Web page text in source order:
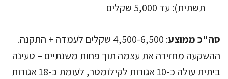
תשתית): עד 5,000 שקלים
סה"כ ממוצע
: 4,500-6,500 שקלים לעמדה + התקנה.
ההשקעה מחזירה את עצמה תוך פחות משנתיים – טעינה
ביתית עולה כ-10 אגורות לקילומטר, לעומת כ-18 אגורות